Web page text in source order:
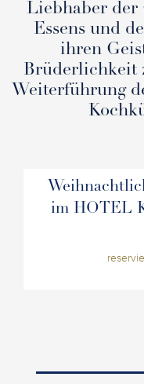
Liebhaber der
Essens und
ihren
Brüderlichkeit
Weiterführung
im HOTEL